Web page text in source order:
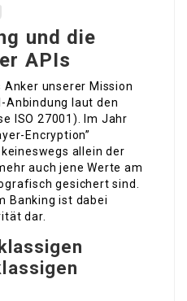
und die
APIs
unserer Mission
Anbindung laut den
ISO 27001). Im Jahr
Encryption”
allein der
auch jene Werte am
gesichert sind.
Banking ist dabei
dar.